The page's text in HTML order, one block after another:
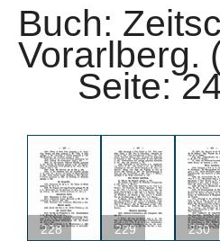
Buch:
Vorarlberg.
Seite:
228 229 230